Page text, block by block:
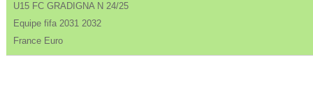
U15 FC GRADIGNA N 24/25
Equipe fifa 2031 2032
France Euro